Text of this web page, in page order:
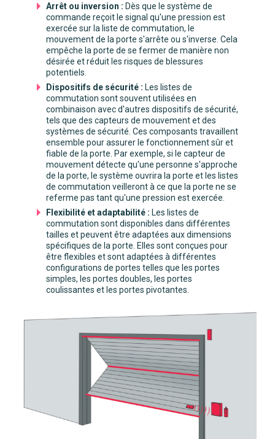
Arrêt ou inversion : Dès que le système de
commande reçoit le signal qu'une pression est
exercée sur la liste de commutation, le
mouvement de la porte s'arrête ou s'inverse. Cela
empêche la porte de se fermer de manière non
désirée et réduit les risques de blessures
potentiels.
Dispositifs de sécurité : Les listes de
commutation sont souvent utilisées en
combinaison avec d'autres dispositifs de sécurité,
tels que des capteurs de mouvement et des
systèmes de sécurité. Ces composants travaillent
ensemble pour assurer le fonctionnement sûr et
fiable de la porte. Par exemple, si le capteur de
mouvement détecte qu'une personne s'approche
de la porte, le système ouvrira la porte et les listes
de commutation veilleront à ce que la porte ne se
referme pas tant qu'une pression est exercée.
Flexibilité et adaptabilité : Les listes de
commutation sont disponibles dans différentes
tailles et peuvent être adaptées aux dimensions
spécifiques de la porte. Elles sont conçues pour
être flexibles et sont adaptées à différentes
configurations de portes telles que les portes
simples, les portes doubles, les portes
coulissantes et les portes pivotantes.